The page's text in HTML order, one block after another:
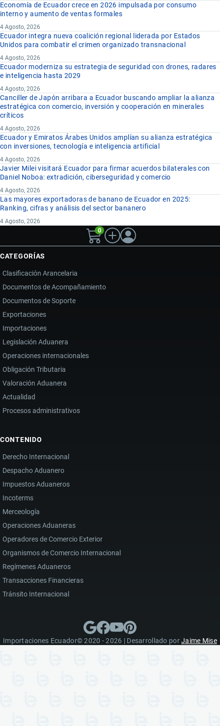
Economía de Ecuador crece en 2026 impulsada por consumo
interno y aumento de ventas formales
4 Agosto, 2026
Ecuador integra nueva coalición regional liderada por Estados
Unidos para combatir el crimen organizado transnacional
4 Agosto, 2026
Ecuador moderniza su estrategia de seguridad con drones, radares
e inteligencia hasta 2029
4 Agosto, 2026
Canciller de Japón arribara a Ecuador buscando ampliar la alianza
estratégica con comercio, inversión y cooperación en minerales
críticos
4 Agosto, 2026
Ecuador y Emiratos Árabes Unidos amplían su alianza estratégica
con inversiones, tecnología e inteligencia artificial
4 Agosto, 2026
Javier Milei visitará Ecuador para firmar acuerdos bilaterales con
Daniel Noboa: extradición, ciberseguridad y comercio
4 Agosto, 2026
Las mayores exportadoras de banano de Ecuador en 2025:
Ranking, cifras y análisis del sector bananero
4 Agosto, 2026
0
CATEGORÍAS
Clasificación Arancelaria
Documentos de Acompañamiento
Documentos de Soporte
Exportaciones
Importaciones
Legislación Aduanera
Operaciones internacionales
Obligación Tributaria
Valoración Aduanera
Actualidad
Procesos administrativos
CONTENIDO
Derecho Internacional
Despacho Aduanero
Impuestos Aduaneros
Incoterms
Merceología
Operaciones Aduaneras
Operadores de Comercio Exterior
Organismos de Comercio Internacional
Regímenes Aduaneros
Transacciones Financieras
Tránsito Internacional
Importaciones Ecuador© 2020 - 2026 | Desarrollado porJaime Mise